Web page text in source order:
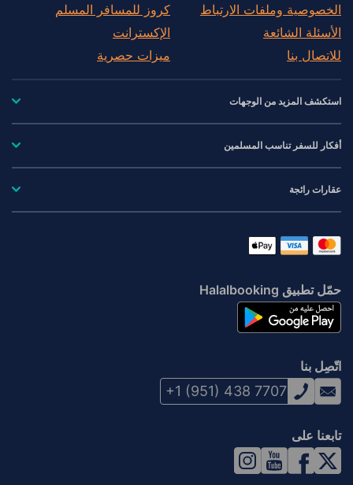
الخصوصية وملفات الارتباط
الأسئلة الشائعة
للاتصال بنا
كروز للمسافر المسلم
الإكسترانت
ميزات حصرية
استكشف المزيد من الوجهات
أفكار للسفر تناسب المسلمين
عقارات رائجة
حمّل تطبيق Halalbooking
اتّصِل بنا
+1 (951) 438 7707
تابعنا على